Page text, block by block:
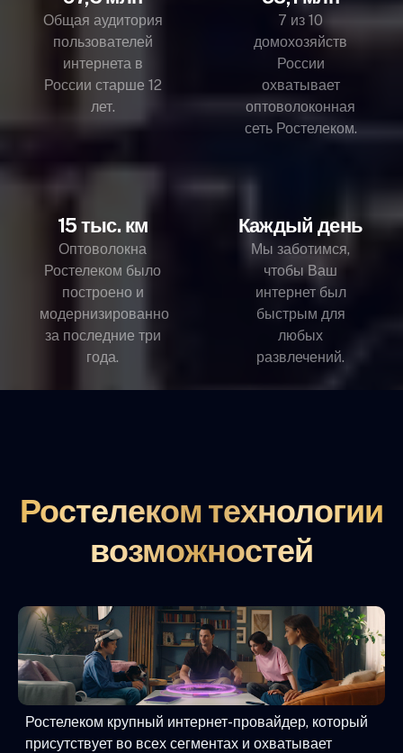
Общая аудитория
пользователей
интернета в
России старше 12
лет.
7 из 10
домохозяйств
России
охватывает
оптоволоконная
сеть Ростелеком.
15 тыс. км
Оптоволокна
Ростелеком было
построено и
модернизированно
за последние три
года.
Каждый день
Мы заботимся,
чтобы Ваш
интернет был
быстрым для
любых
развлечений.
Ростелеком технологии
возможностей
Ростелеком крупный интернет-провайдер, который
присутствует во всех сегментах и охватывает